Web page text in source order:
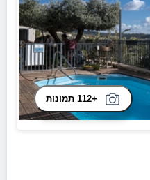
+112 תמונות